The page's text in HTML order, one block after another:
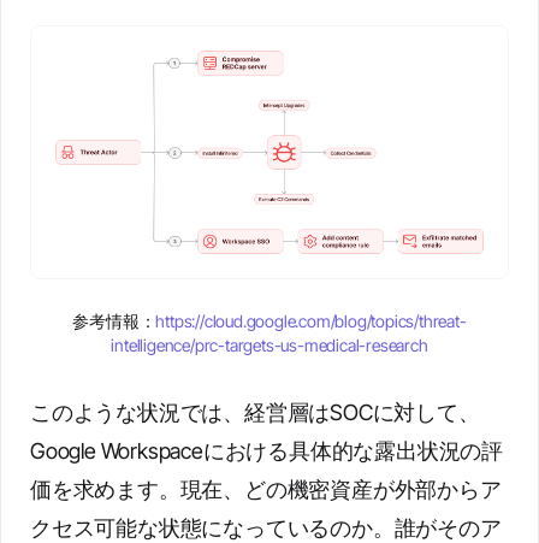
参考情報：https://cloud.google.com/blog/topics/threat-
intelligence/prc-targets-us-medical-research
このような状況では、経営層はSOCに対して、
Google Workspaceにおける具体的な露出状況の評
価を求めます。現在、どの機密資産が外部からア
クセス可能な状態になっているのか。誰がそのア